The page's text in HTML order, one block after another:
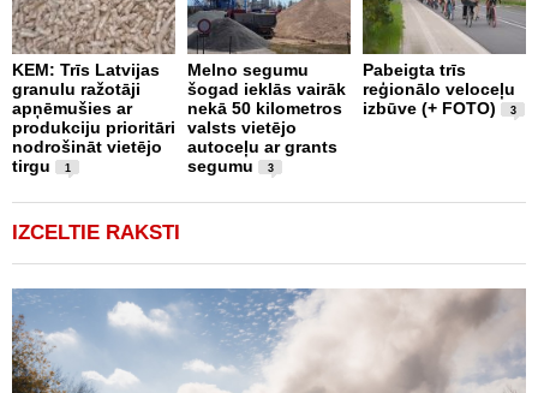
KEM: Trīs Latvijas
granulu ražotāji
apņēmušies ar
produkciju prioritāri
nodrošināt vietējo
tirgu
1
Melno segumu
šogad ieklās vairāk
nekā 50 kilometros
valsts vietējo
autoceļu ar grants
segumu
3
Pabeigta trīs
reģionālo veloceļu
izbūve (+ FOTO)
3
IZCELTIE RAKSTI